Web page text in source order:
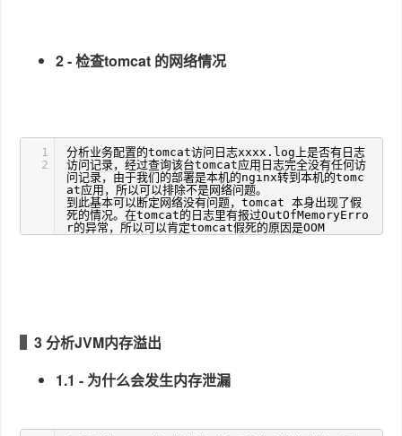
2 - 检查tomcat 的网络情况
1
2
分析业务配置的tomcat访问日志xxxx.log上是否有日志
访问记录，经过查询该台tomcat应用日志完全没有任何访
问记录，由于我们的部署是本机的nginx转到本机的tomc
at应用，所以可以排除不是网络问题。
到此基本可以断定网络没有问题，tomcat 本身出现了假
死的情况。在tomcat的日志里有报过OutOfMemoryErro
r的异常，所以可以肯定tomcat假死的原因是OOM
3 分析JVM内存溢出
1.1 - 为什么会发生内存泄漏